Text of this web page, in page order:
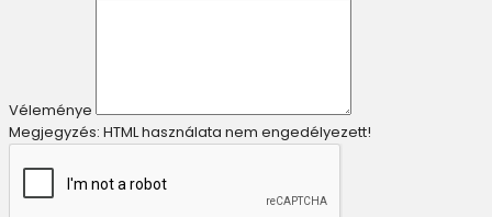
Véleménye
Megjegyzés: HTML használata nem engedélyezett!